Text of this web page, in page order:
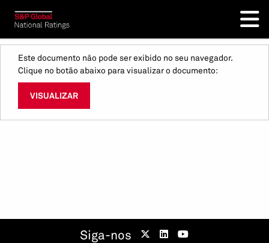
Este documento não pode ser exibido no seu navegador.
Clique no botão abaixo para visualizar o documento:
VISUALIZAR
Siga-nos